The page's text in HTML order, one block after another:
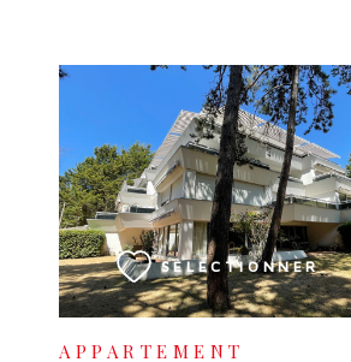
APPARTEMENT
SÉLECTIONNER
VOIR LE BIEN